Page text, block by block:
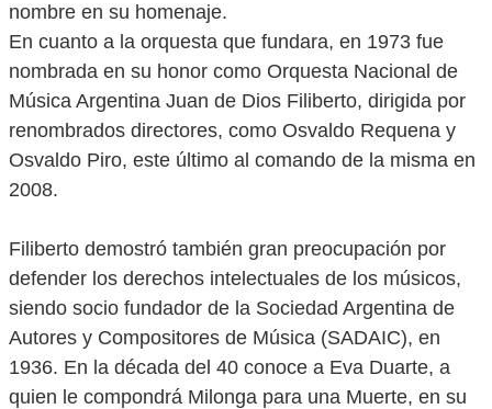
nombre en su homenaje.
En cuanto a la orquesta que fundara, en 1973 fue
nombrada en su honor como Orquesta Nacional de
Música Argentina Juan de Dios Filiberto, dirigida por
renombrados directores, como Osvaldo Requena y
Osvaldo Piro, este último al comando de la misma en
2008.
Filiberto demostró también gran preocupación por
defender los derechos intelectuales de los músicos,
siendo socio fundador de la Sociedad Argentina de
Autores y Compositores de Música (SADAIC), en
1936. En la década del 40 conoce a Eva Duarte, a
quien le compondrá Milonga para una Muerte, en su